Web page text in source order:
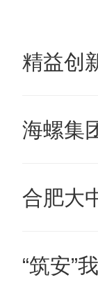
精益创
海螺集
合肥大
“筑安”